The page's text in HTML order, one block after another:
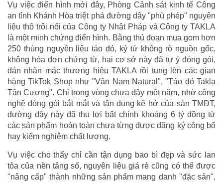
Vụ việc điển hình mới đây, Phòng Cảnh sát kinh tế Công
an tỉnh Khánh Hòa triệt phá đường dây "phù phép" nguyên
liệu thô trôi nổi của Công ty Nhật Pháp và Công ty TAKLA
là một minh chứng điển hình. Bằng thủ đoạn mua gom hơn
250 thùng nguyên liệu táo đỏ, kỷ tử không rõ nguồn gốc,
không hóa đơn chứng từ, hai cơ sở này đã tự ý đóng gói,
dán nhãn mác thương hiệu TAKLA rồi tung lên các gian
hàng TikTok Shop như "Vân Nam Natural", "Táo đỏ Takla
Tân Cương". Chỉ trong vòng chưa đầy một năm, nhờ công
nghệ đóng gói bắt mắt và tận dụng kẽ hở của sàn TMĐT,
đường dây này đã thu lợi bất chính khoảng 6 tỷ đồng từ
các sản phẩm hoàn toàn chưa từng được đăng ký công bố
hay kiểm nghiệm chất lượng.
Vụ việc cho thấy chỉ cần tận dụng bao bì đẹp và sức lan
tỏa của nền tảng số, nguyên liệu giá rẻ cũng có thể được
"nâng cấp" thành những sản phẩm mang danh "đặc sản",